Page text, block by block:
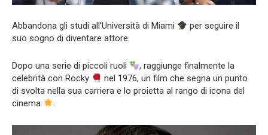
Abbandona gli studi all’Università di Miami
per seguire il
suo sogno di diventare attore.
Dopo una serie di piccoli ruoli
, raggiunge finalmente la
celebrità con Rocky
nel 1976, un film che segna un punto
di svolta nella sua carriera e lo proietta al rango di icona del
cinema
.